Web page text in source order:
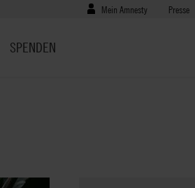
Benutzermenü
Mein Amnesty Presse
Presse
SPENDEN